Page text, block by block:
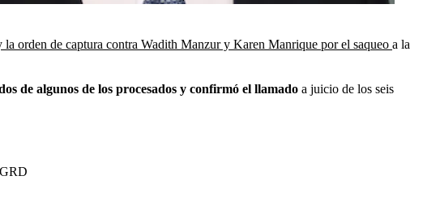
orden de captura contra Wadith Manzur y Karen Manrique por el saqueo a la
de algunos de los procesados y confirmó el llamado a juicio de los seis